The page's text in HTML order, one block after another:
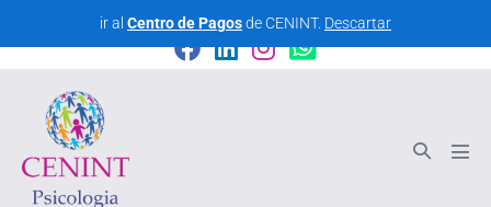
ir al Centro de Pagosde CENINT. Descartar
CENINT - Centro Interdisciplinario de Psicología